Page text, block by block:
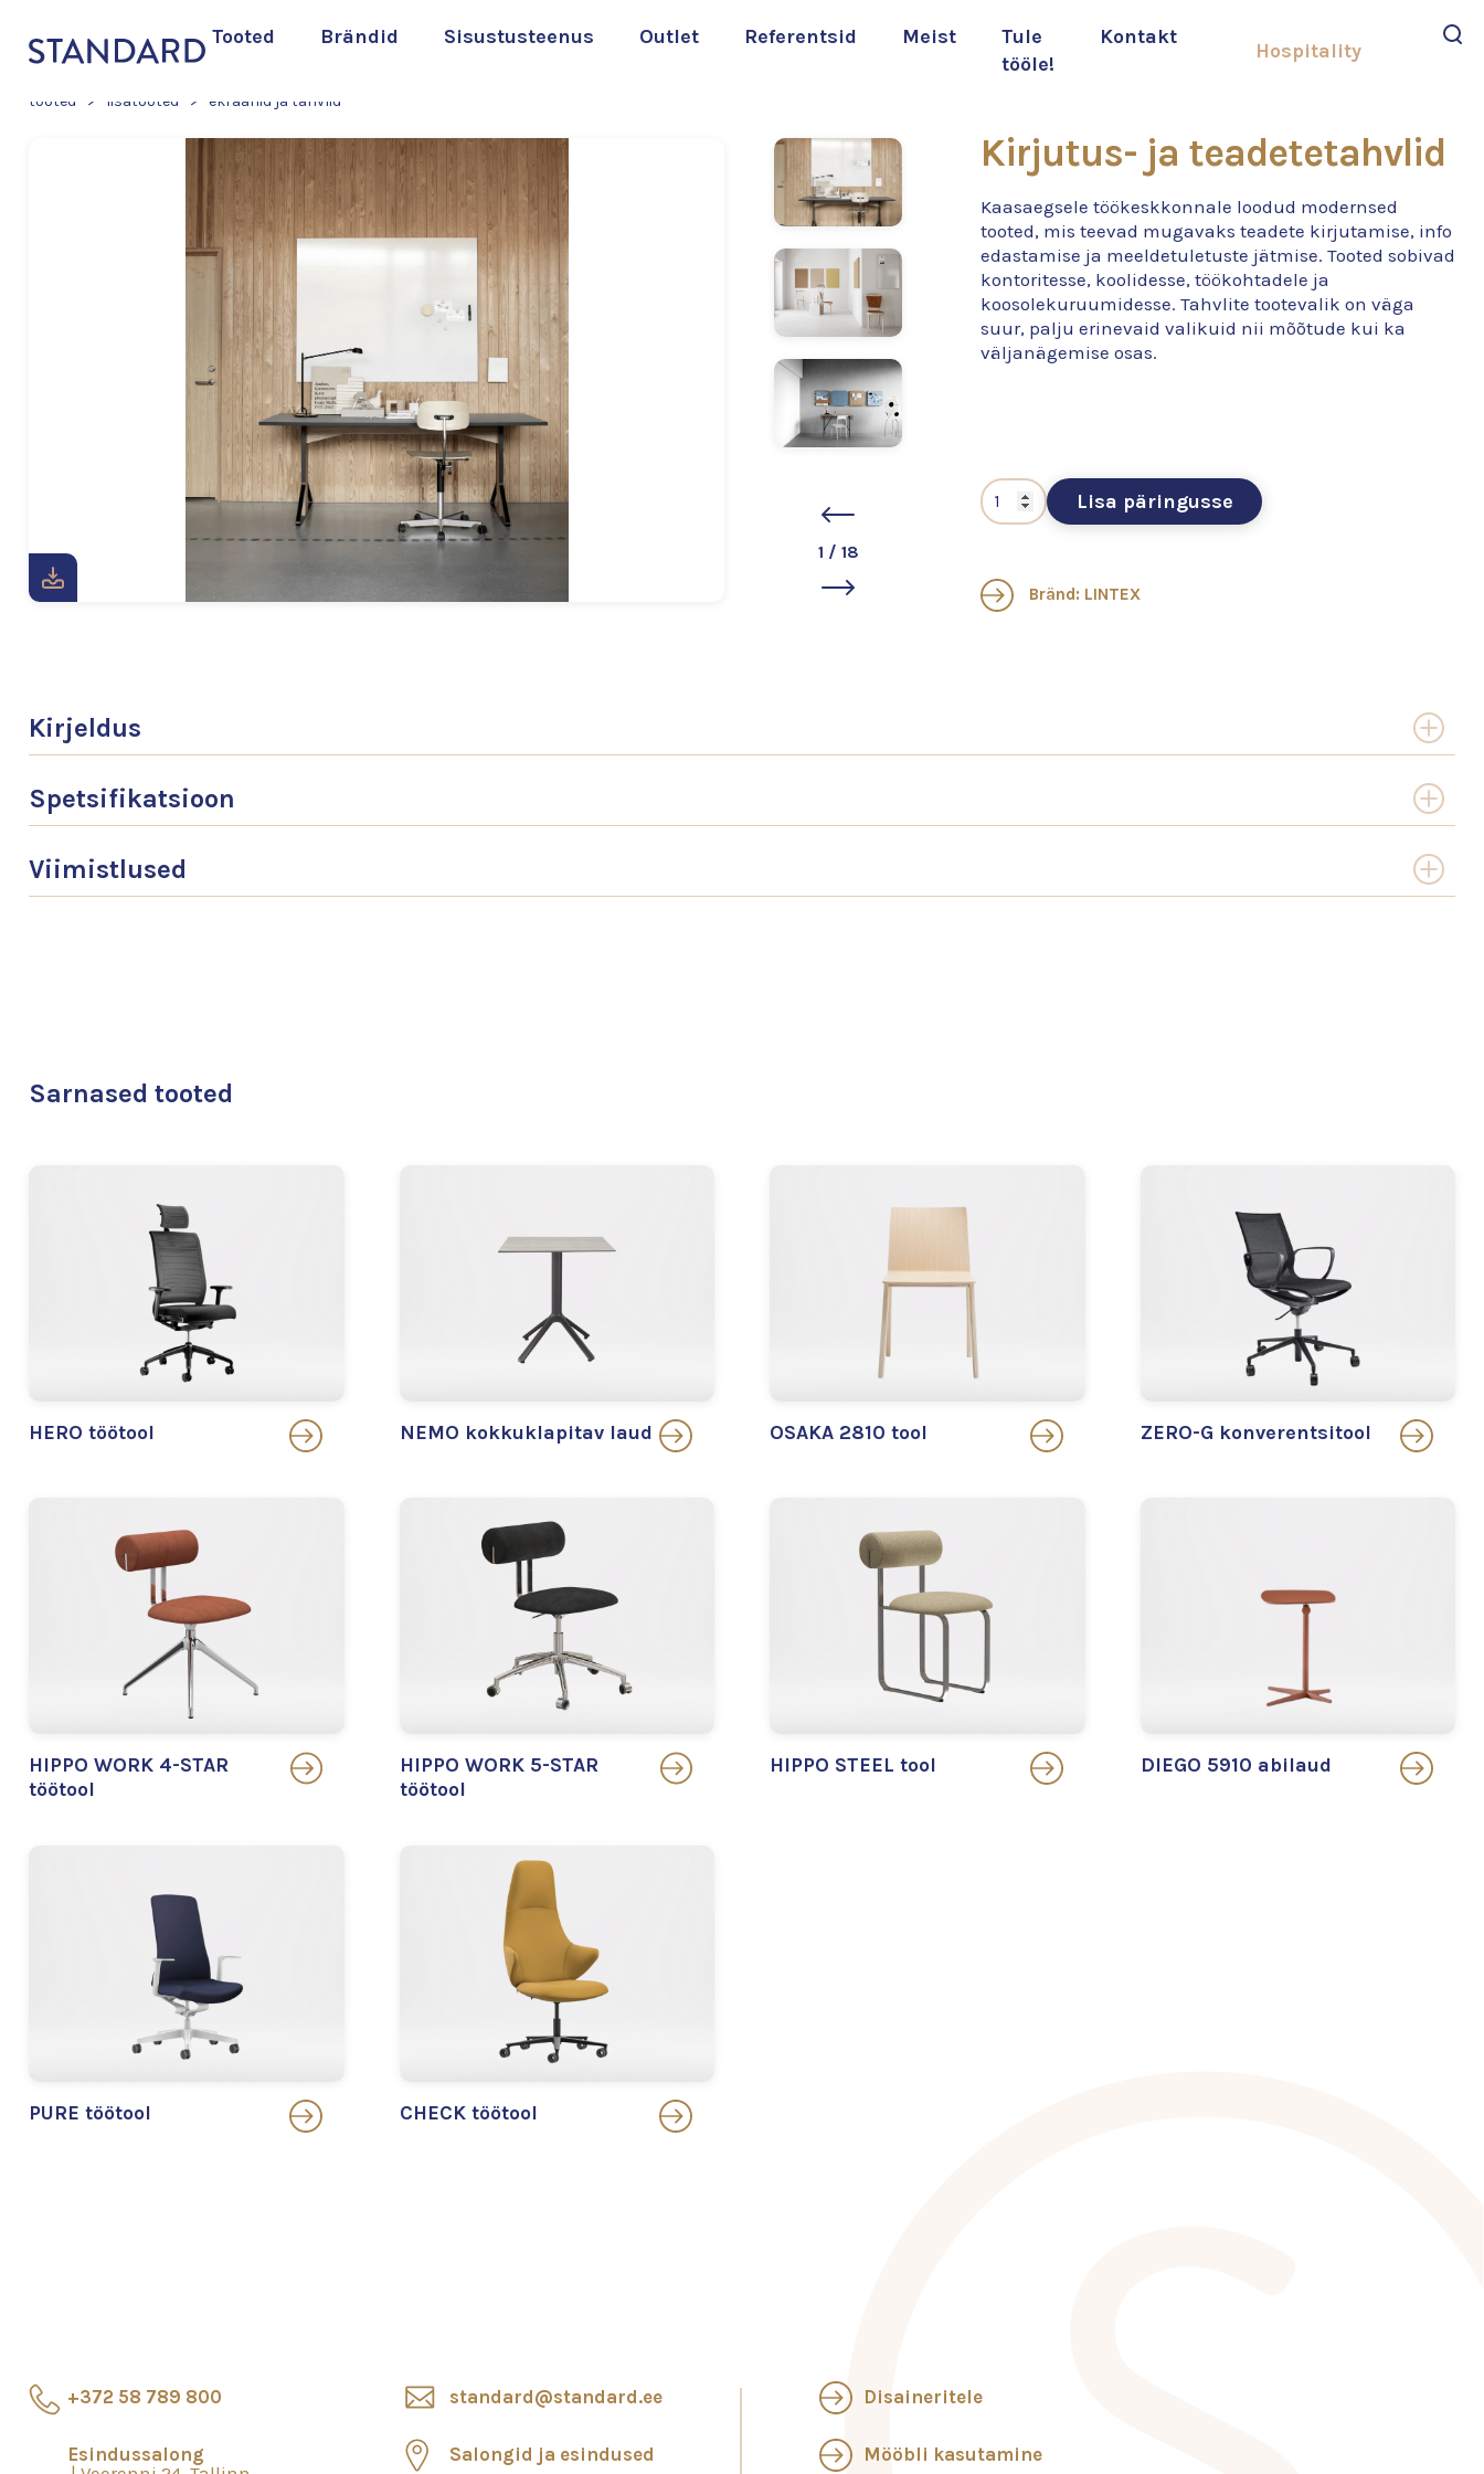
Tooted Brändid Sisustusteenus Outlet Referentsid Meist
Tule
tööle!
Kontakt
Hospitality
tooted > lisatooted > ekraanid ja tahvlid
1 / 18
Kirjutus- ja teadetetahvlid
Kaasaegsele töökeskkonnale loodud modernsed
tooted, mis teevad mugavaks teadete kirjutamise, info
edastamise ja meeldetuletuste jätmise. Tooted sobivad
kontoritesse, koolidesse, töökohtadele ja
koosolekuruumidesse. Tahvlite tootevalik on väga
suur, palju erinevaid valikuid nii mõõtude kui ka
väljanägemise osas.
Lisa päringusse
Bränd: LINTEX
Kirjeldus
Spetsifikatsioon
Viimistlused
Sarnased tooted
HERO töötool NEMO kokkuklapitav laud OSAKA 2810 tool ZERO-G konverentsitool
HIPPO WORK 4-STAR
töötool
HIPPO WORK 5-STAR
töötool
HIPPO STEEL tool DIEGO 5910 abilaud
PURE töötool CHECK töötool
+372 58 789 800
Esindussalong
standard@standard.ee
Salongid ja esindused
Disaineritele
Mööbli kasutamine